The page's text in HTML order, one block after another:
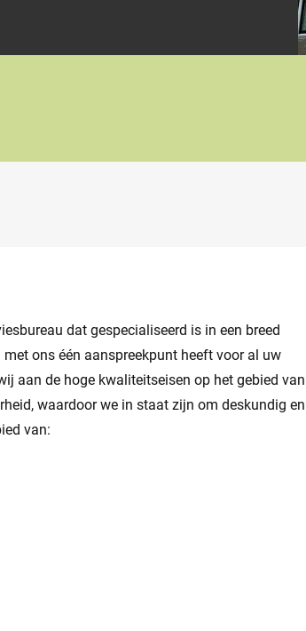
dat gespecialiseerd is in een breed
ons één aanspreekpunt heeft voor al uw
aan de hoge kwaliteitseisen op het gebied van
waardoor we in staat zijn om deskundig en
van: